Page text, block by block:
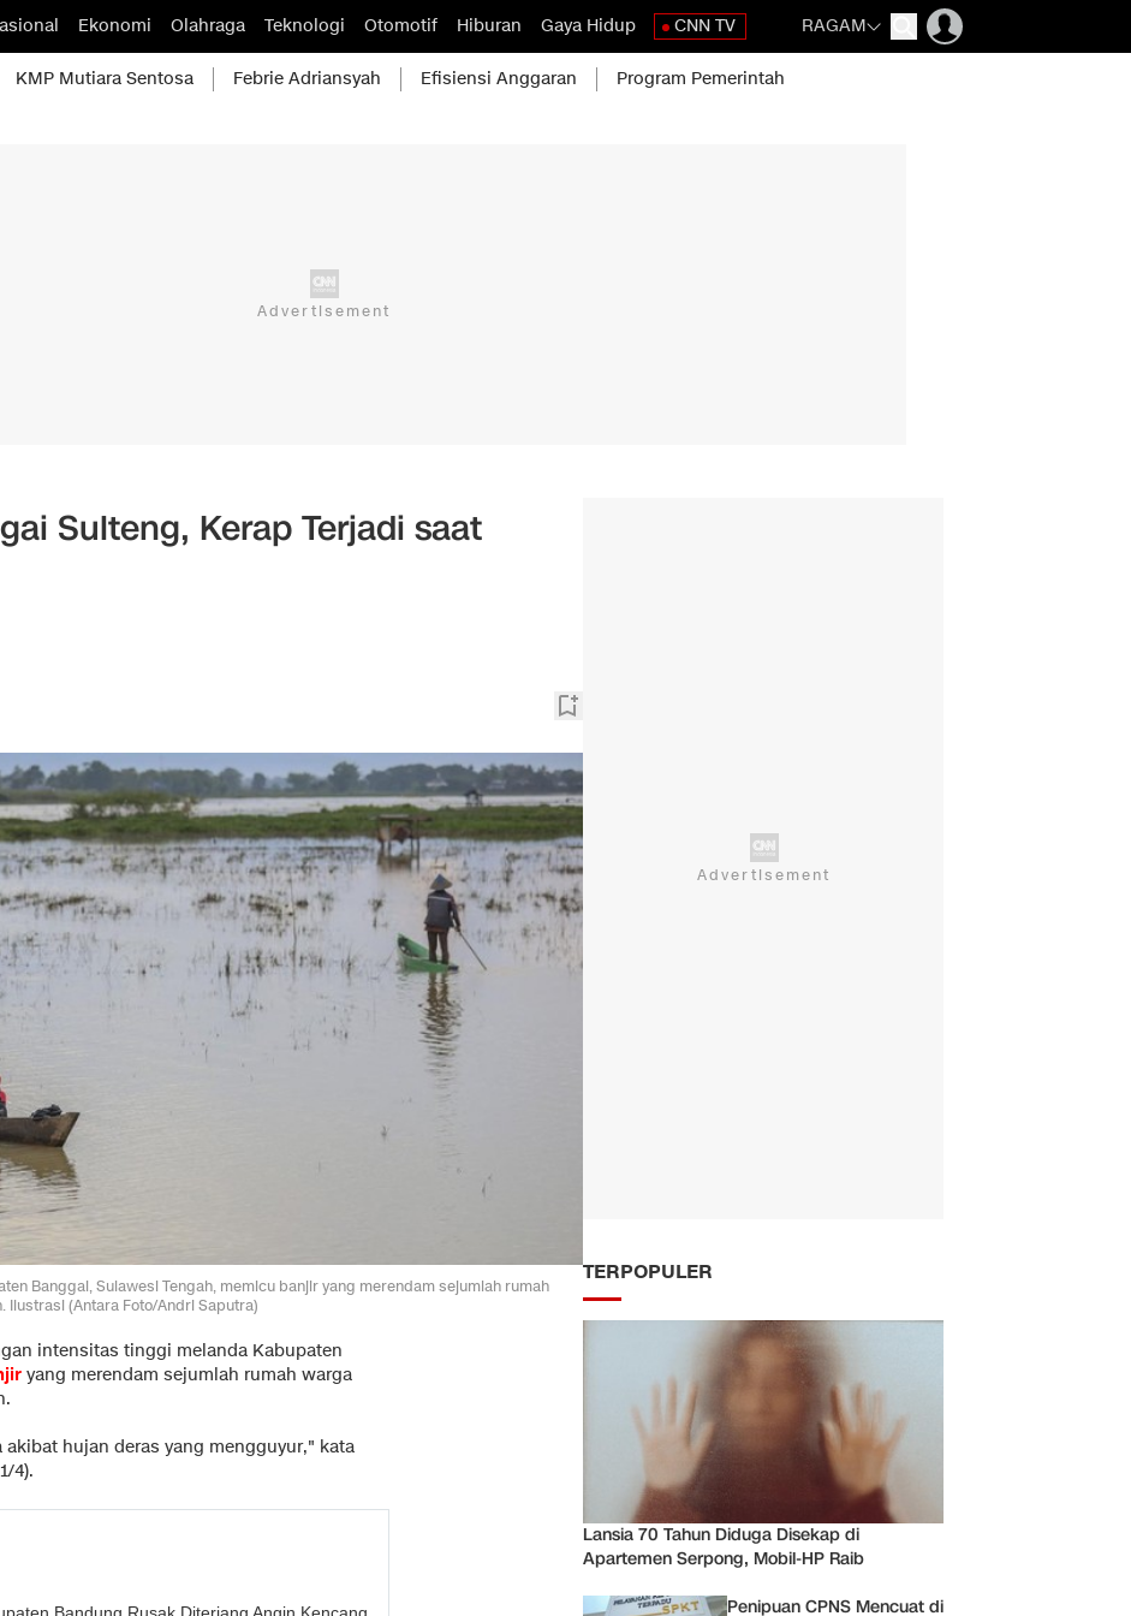
Ekonomi Olahraga Teknologi Otomotif Hiburan Gaya Hidup CNN TV RAGAM
KMP Mutiara Sentosa Febrie Adriansyah Efisiensi Anggaran Program Pemerintah
Sulteng, Kerap Terjadi saat
Banggai, Sulawesi Tengah, memicu banjir yang merendam sejumlah rumah
Ilustrasi (Antara Foto/Andri Saputra)
intensitas tinggi melanda Kabupaten
yang merendam sejumlah rumah warga
hujan deras yang mengguyur," kata
4).
TERPOPULER
Lansia 70 Tahun Diduga Disekap di
Apartemen Serpong, Mobil-HP Raib
Penipuan CPNS Mencuat di